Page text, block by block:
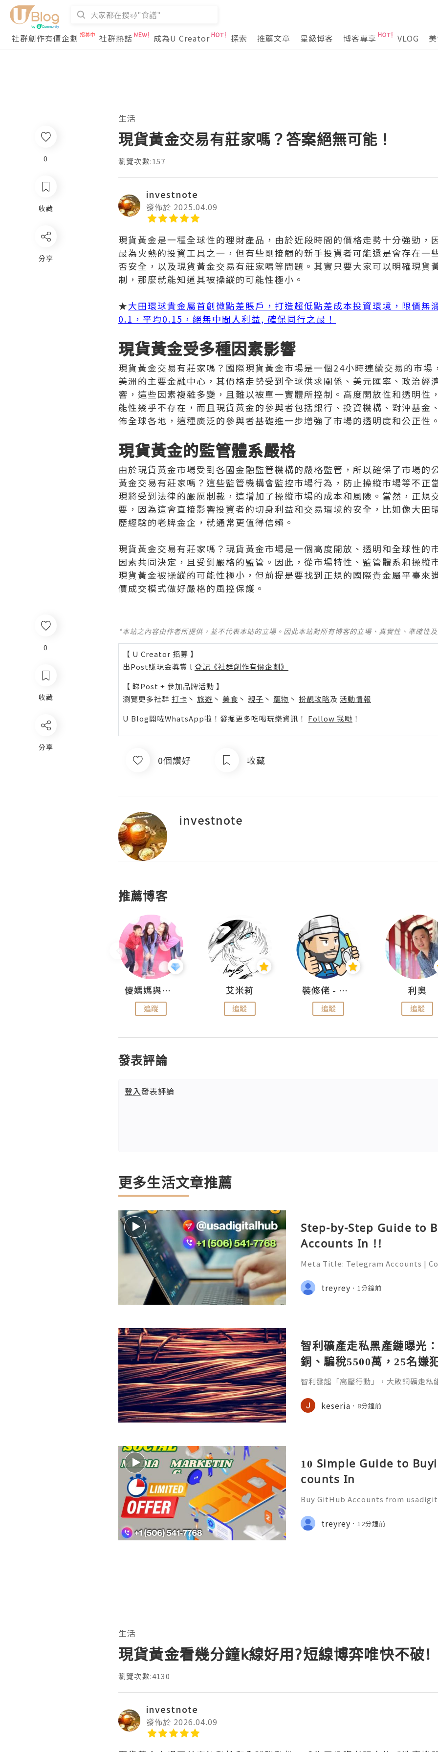
社群創作有價企劃 社群熱話 成為U Creator 探索 推薦文章 星級博客 博客專享 VLOG
0
收藏
分享
生活
現貨黃金交易有莊家嗎？答案絕無可能！
瀏覽次數:157
investnote
發佈於 2025.04.09
現貨黃金是一種全球性的理財產品，由於近段時間的價格走勢十分強勁，
最為火熱的投資工具之一，但有些剛接觸的新手投資者可能還是會存在一
否安全，以及現貨黃金交易有莊家嗎等問題。其實只要大家可以明確現貨
制，那麼就能知道其被操縱的可能性極小。
★大田環球貴金屬首創微點差賬戶，打造超低點差成本投資環境，限價無
0.1，平均0.15，絕無中間人利益, 確保同行之最！
現貨黃金受多種因素影響
現貨黃金交易有莊家嗎？國際現貨黃金市場是一個24小時連續交易的市場
美洲的主要金融中心，其價格走勢受到全球供求關係、美元匯率、政治經
響，這些因素複雜多變，且難以被單一實體所控制。高度開放性和透明性
能性幾乎不存在，而且現貨黃金的參與者包括銀行、投資機構、對沖基金
佈全球各地，這種廣泛的參與者基礎進一步增強了市場的透明度和公正性
現貨黃金的監管體系嚴格
由於現貨黃金市場受到各國金融監管機構的嚴格監管，所以確保了市場的
黃金交易有莊家嗎？這些監管機構會監控市場行為，防止操縱市場等不正
現將受到法律的嚴厲制裁，這增加了操縱市場的成本和風險。當然，正規
要，因為這會直接影響投資者的切身利益和交易環境的安全，比如像大田
歷經驗的老牌金企，就通常更值得信賴。
現貨黃金交易有莊家嗎？現貨黃金市場是一個高度開放、透明和全球性的
因素共同決定，且受到嚴格的監管。因此，從市場特性、監管體系和操縱
現貨黃金被操縱的可能性極小，但前提是要找到正規的國際貴金屬平臺來
價成交模式做好嚴格的風控保護。
*本站之內容由作者所提供，並不代表本站的立場。因此本站對所有博客的立場、真實性、準確性
【 U Creator 招募 】
出Post賺現金獎賞 l 登記《社群創作有價企劃》
【 睇Post + 參加品牌活動 】
瀏覽更多社群 打卡 丶 旅遊 丶 美食 丶 親子 丶 寵物 丶 扮靚攻略及 活動情報
U Blog開咗WhatsApp啦！發掘更多吃喝玩樂資訊！ Follow 我哋 ！
0個讚好 收藏
investnote
推薦博客
儍媽媽與兩隻小魔怪之家
追蹤
艾米莉
追蹤
裝修佬 - 香港一站式網上裝修平台
追蹤
利奧
追蹤
發表評論
登入發表評論
更多生活文章推薦
Step-by-Step Guide to
Accounts In !!
Meta Title: Telegram Accounts |
able 24/7 Customer Support
6) 541-7768
treyrey 1分鐘前
智利礦產走私黑產鏈曝光
銅、騙稅5500萬，25名嫌
智利發起「高壓行動」，大敗銅礦走
團以卡車將竊得的銅料運至智利北部
e），5年間竊取價值逾9.1億美元。是
keseria 8分鐘前
10 Simple Guide to
counts In
Buy GitHub Accounts from
pp :+1 (506) 541-7768
b 💫💎💲💫🌐✨💎Discord:
treyrey 12分鐘前
0
收藏
分享
生活
現貨黃金看幾分鐘k線好用?短線博弈唯快不破!
瀏覽次數:4130
investnote
發佈於 2026.04.09